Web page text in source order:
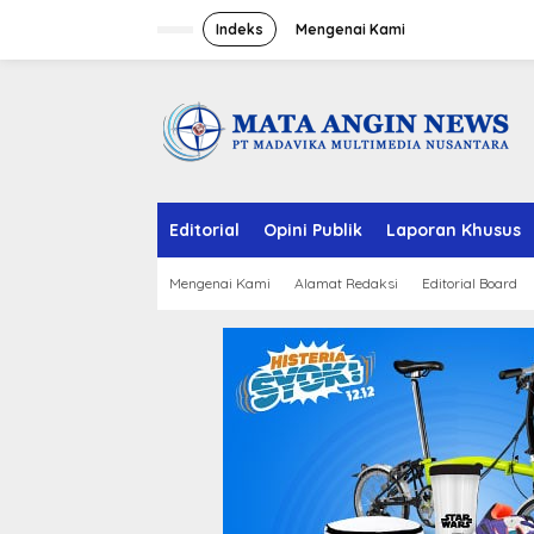
Indeks Mengenai Kami
Editorial Opini Publik Laporan Khusus
Mengenai Kami Alamat Redaksi Editorial Board